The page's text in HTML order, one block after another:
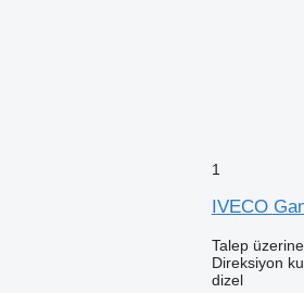
1
IVECO
Talep
Direksiyon
dizel